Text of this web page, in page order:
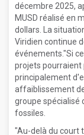
décembre 2025,
MUSD réalisé en
dollars. La
Viridien continue
événements."Si
projets pourraient
principalement
affaiblissement
groupe spécialisé
fossiles.
"Au-delà du court